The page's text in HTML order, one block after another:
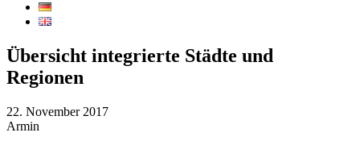
Übersicht integrierte Städte und
Regionen
22. November 2017
Armin